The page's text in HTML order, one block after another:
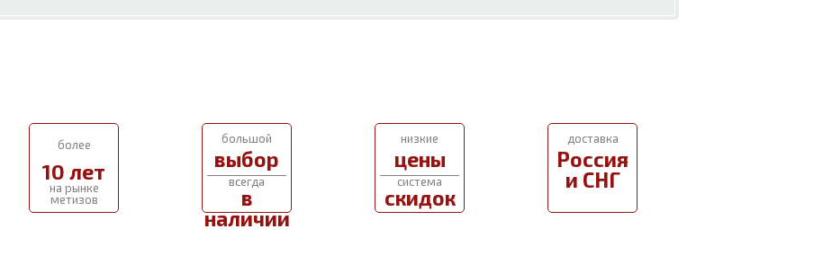
более
10 лет
на рынке
метизов
большой
выбор
всегда
в
наличии
низкие
цены
система
скидок
доставка
Россия
и СНГ